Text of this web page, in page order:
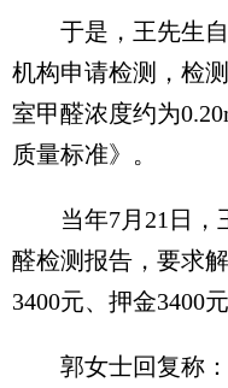
于是，王先生自
机构申请检测，检
室甲醛浓度约为
质量标准》。
当年7月21日，
醛检测报告，要求
3400元、押金3400
郭女士回复称：